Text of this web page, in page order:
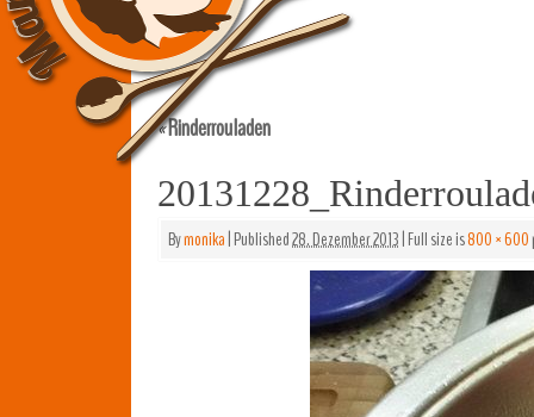
«Rinderrouladen
Bymonika|Published28. Dezember 2013|Full size is800 × 600